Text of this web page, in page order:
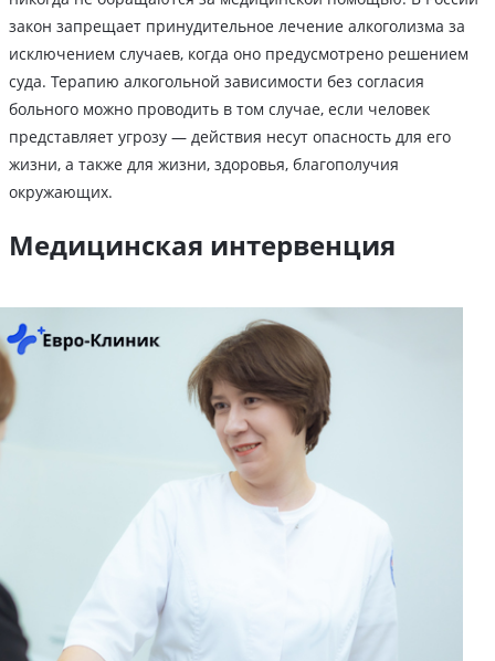
закон запрещает принудительное лечение алкоголизма за
исключением случаев, когда оно предусмотрено решением
суда. Терапию алкогольной зависимости без согласия
больного можно проводить в том случае, если человек
представляет угрозу — действия несут опасность для его
жизни, а также для жизни, здоровья, благополучия
окружающих.
Медицинская интервенция